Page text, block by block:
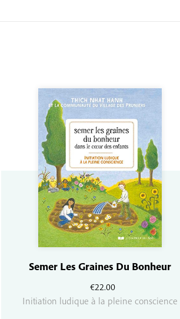
€22.00
Semer Les Graines Du Bonheur
Initiation ludique à la pleine conscience